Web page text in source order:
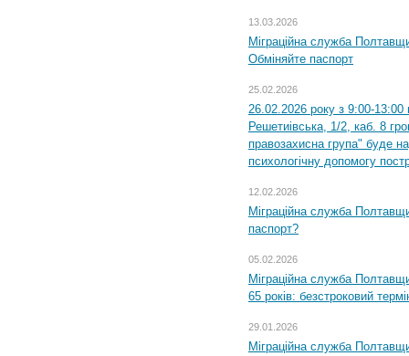
13.03.2026
Міграційна служба
Обміняйте паспорт
25.02.2026
26.02.2026 року з 9:00-
Решетиівська, 1/2, каб. 8
правозахисна група" буде
психологічну допомогу
12.02.2026
Міграційна служба
паспорт?
05.02.2026
Міграційна служба
65 років: безстроковий
29.01.2026
Міграційна служба